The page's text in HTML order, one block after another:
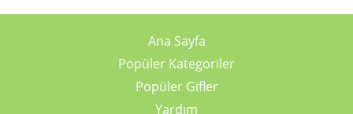
Ana Sayfa
Popüler Kategoriler
Popüler Gifler
Yardım